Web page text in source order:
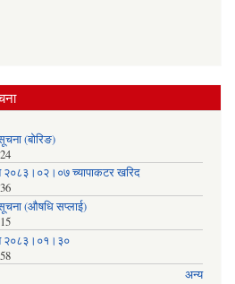
(बोरिङ)
२०८३।०२।०७ च्यापाकटर खरिद
(औषधि सप्लाई)
२०८३।०१।३०
अन्य